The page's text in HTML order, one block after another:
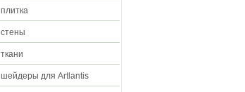
плитка
стены
ткани
шейдеры для Artlantis